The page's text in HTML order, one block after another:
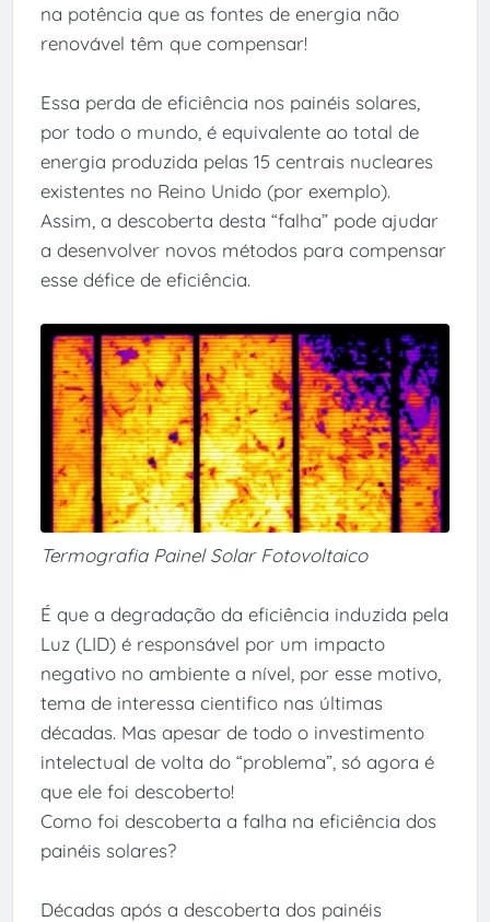
na potência que as fontes de energia não
renovável têm que compensar!
Essa perda de eficiência nos painéis solares,
por todo o mundo, é equivalente ao total de
energia produzida pelas 15 centrais nucleares
existentes no Reino Unido (por exemplo).
Assim, a descoberta desta “falha” pode ajudar
a desenvolver novos métodos para compensar
esse défice de eficiência.
Termografia Painel Solar Fotovoltaico
É que a degradação da eficiência induzida pela
Luz (LID) é responsável por um impacto
negativo no ambiente a nível, por esse motivo,
tema de interessa cientifico nas últimas
décadas. Mas apesar de todo o investimento
intelectual de volta do “problema”, só agora é
que ele foi descoberto!
Como foi descoberta a falha na eficiência dos
painéis solares?
Décadas após a descoberta dos painéis